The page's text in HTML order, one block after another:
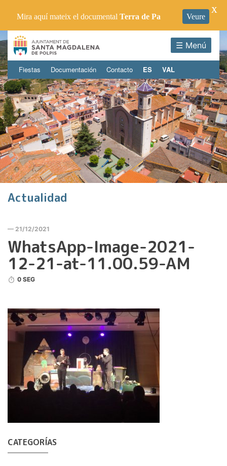
☰ Menú
Fiestas Documentación Contacto ES VAL
Actualidad
— 21/12/2021
WhatsApp-Image-2021-
12-21-at-11.00.59-AM
0 SEG
CATEGORÍAS
Mira aquí mateix el documental Terra de Pa Veure
X